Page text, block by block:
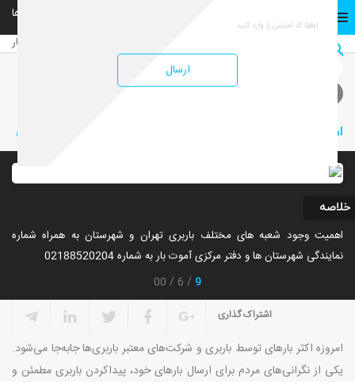
اهمیت وجود شعبه‌های مختلف باربری در تهران و شهرستان
خلاصه
اهمیت وجود شعبه های مختلف باربری تهران و شهرستان به همراه شماره
نمایندگی شهرستان ها و دفتر مرکزی آموت بار به شماره 02188520204
9
6
00
اشتراک گذاری
امروزه اکثر بارهای توسط باربری و شرکت‌های معتبر باربری‌ها جابه‌جا می‌شود.
یکی از نگرانی‌های مردم برای ارسال بارهای خود، پیداکردن باربری مطمئن و
ارسال